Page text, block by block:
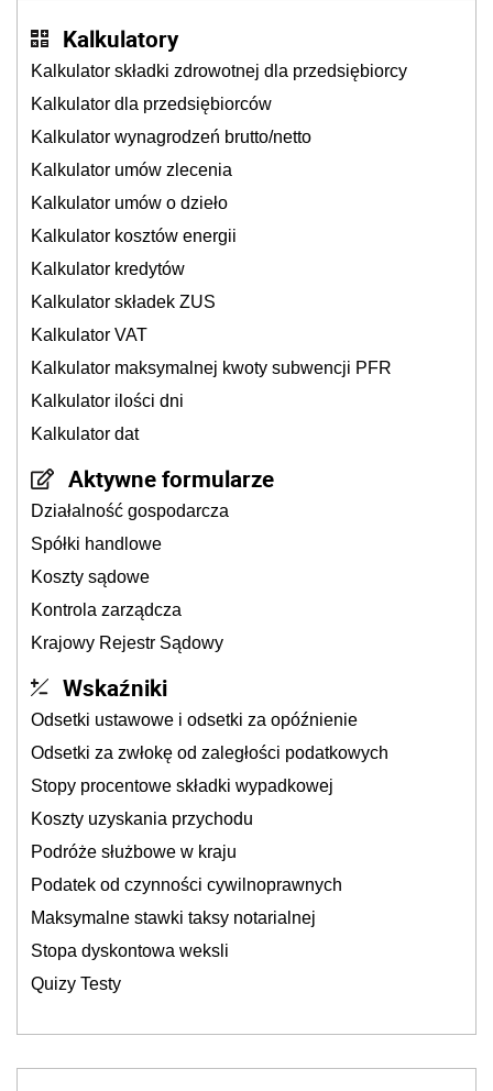
Kalkulatory
Kalkulator składki zdrowotnej dla przedsiębiorcy
Kalkulator dla przedsiębiorców
Kalkulator wynagrodzeń brutto/netto
Kalkulator umów zlecenia
Kalkulator umów o dzieło
Kalkulator kosztów energii
Kalkulator kredytów
Kalkulator składek ZUS
Kalkulator VAT
Kalkulator maksymalnej kwoty subwencji PFR
Kalkulator ilości dni
Kalkulator dat
Aktywne formularze
Działalność gospodarcza
Spółki handlowe
Koszty sądowe
Kontrola zarządcza
Krajowy Rejestr Sądowy
Wskaźniki
Odsetki ustawowe i odsetki za opóźnienie
Odsetki za zwłokę od zaległości podatkowych
Stopy procentowe składki wypadkowej
Koszty uzyskania przychodu
Podróże służbowe w kraju
Podatek od czynności cywilnoprawnych
Maksymalne stawki taksy notarialnej
Stopa dyskontowa weksli
Quizy Testy